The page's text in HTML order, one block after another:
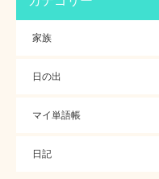
家族
日の出
マイ単語帳
日記